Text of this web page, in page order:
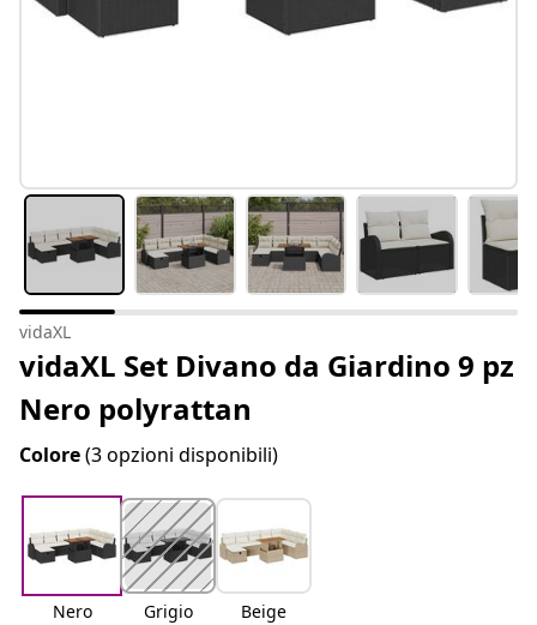
vidaXL
vidaXL Set Divano da Giardino 9 pz
Nero polyrattan
Colore(3 opzioni disponibili)
Nero Grigio Beige